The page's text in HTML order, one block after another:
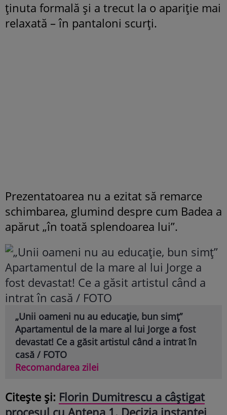
ținuta formală și a trecut la o apariție mai
relaxată – în pantaloni scurți.
Prezentatoarea nu a ezitat să remarce
schimbarea, glumind despre cum Badea a
apărut „în toată splendoarea lui”.
„Unii oameni nu au educație, bun simț”
Apartamentul de la mare al lui Jorge a fost
devastat! Ce a găsit artistul când a intrat în
casă / FOTO
Recomandarea zilei
Citește și: Florin Dumitrescu a câștigat
procesul cu Antena 1. Decizia instanței